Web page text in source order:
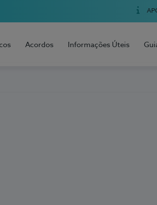
Acordos Informações Úteis